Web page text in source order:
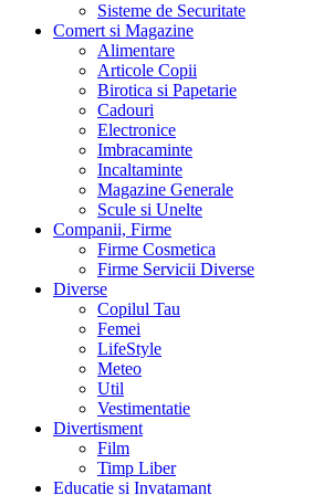
Sisteme de Securitate
Comert si Magazine
Alimentare
Articole Copii
Birotica si Papetarie
Cadouri
Electronice
Imbracaminte
Incaltaminte
Magazine Generale
Scule si Unelte
Companii, Firme
Firme Cosmetica
Firme Servicii Diverse
Diverse
Copilul Tau
Femei
LifeStyle
Meteo
Util
Vestimentatie
Divertisment
Film
Timp Liber
Educatie si Invatamant